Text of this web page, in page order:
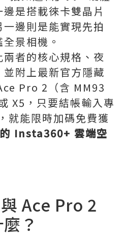
是搭載徠卡雙晶片
邊則是能實現先拍
景相機。
者的核心規格、夜
附上最新官方隱藏
Pro 2（含 MM93
X5，只要結帳輸入專
，就能限時加碼免費獲
Insta360+ 雲端空
Ace Pro 2
？